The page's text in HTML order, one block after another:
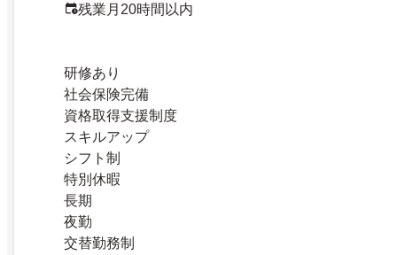
残業月20時間以内
研修あり
社会保険完備
資格取得支援制度
スキルアップ
シフト制
特別休暇
長期
夜勤
交替勤務制